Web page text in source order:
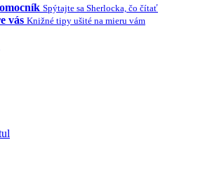
Spýtajte sa Sherlocka, čo čítať
vás Knižné tipy ušité na mieru vám